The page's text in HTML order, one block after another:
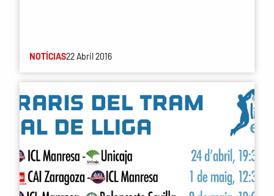
NOTÍCIAS22 Abril 2016